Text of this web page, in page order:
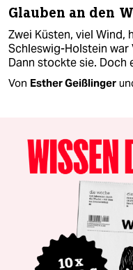
Glauben an den
Zwei Küsten, viel Wind,
Schleswig-Holstein
Dann stockte sie. Doch
Von Esther Geißlinger